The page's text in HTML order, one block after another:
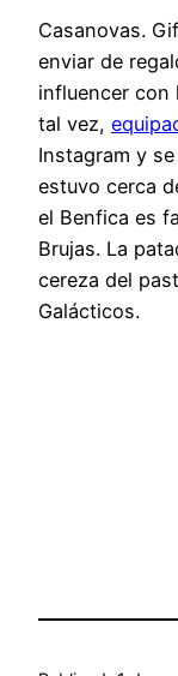
Casanovas.
enviar de
influencer con
tal vez,
Instagram y
estuvo cerca
el Benfica es
Brujas. La
cereza del
Galácticos.